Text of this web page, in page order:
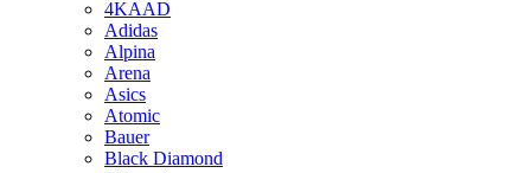
4KAAD
Adidas
Alpina
Arena
Asics
Atomic
Bauer
Black Diamond